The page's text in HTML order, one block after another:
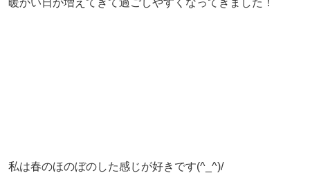
私は春のほのぼのした感じが好きです(^_^)/